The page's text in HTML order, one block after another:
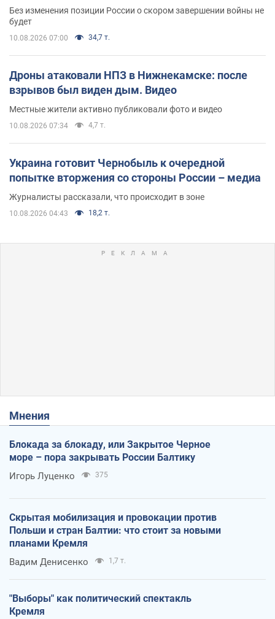
Без изменения позиции России о скором завершении войны не
будет
10.08.2026 07:00 34,7 т.
Дроны атаковали НПЗ в Нижнекамске: после
взрывов был виден дым. Видео
Местные жители активно публиковали фото и видео
10.08.2026 07:34 4,7 т.
Украина готовит Чернобыль к очередной
попытке вторжения со стороны России – медиа
Журналисты рассказали, что происходит в зоне
10.08.2026 04:43 18,2 т.
Мнения
Блокада за блокаду, или Закрытое Черное
море – пора закрывать России Балтику
Игорь Луценко 375
Скрытая мобилизация и провокации против
Польши и стран Балтии: что стоит за новыми
планами Кремля
Вадим Денисенко 1,7 т.
"Выборы" как политический спектакль
Кремля